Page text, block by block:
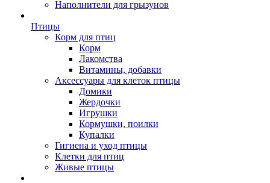
Наполнители для грызунов
Птицы
Корм для птиц
Корм
Лакомства
Витамины, добавки
Аксессуары для клеток птицы
Домики
Жердочки
Игрушки
Кормушки, поилки
Купалки
Гигиена и уход птицы
Клетки для птиц
Живые птицы